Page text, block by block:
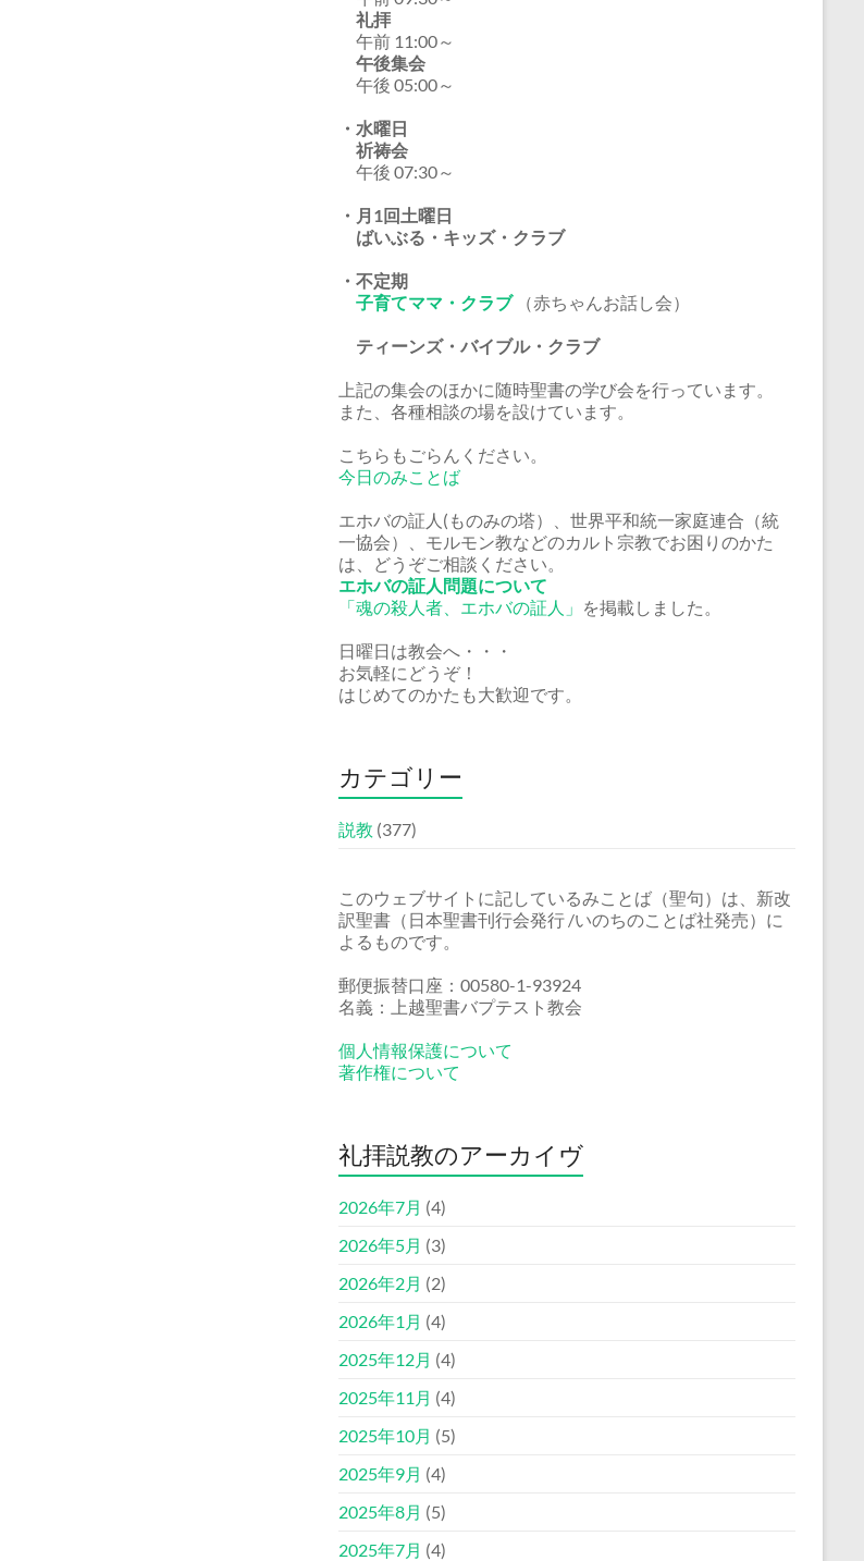
礼拝
午前 11:00～
午後集会
午後 05:00～
・水曜日
祈祷会
午後 07:30～
・月1回土曜日
ばいぶる・キッズ・クラブ
・不定期
子育てママ・クラブ（赤ちゃんお話し会）
ティーンズ・バイブル・クラブ
上記の集会のほかに随時聖書の学び会を行っています。
また、各種相談の場を設けています。
こちらもごらんください。
今日のみことば
エホバの証人(ものみの塔）、世界平和統一家庭連合（統
一協会）、モルモン教などのカルト宗教でお困りのかた
は、どうぞご相談ください。
エホバの証人問題について
「魂の殺人者、エホバの証人」 を掲載しました。
日曜日は教会へ・・・
お気軽にどうぞ！
はじめてのかたも大歓迎です。
カテゴリー
説教 (377)
このウェブサイトに記しているみことば（聖句）は、新改
訳聖書（日本聖書刊行会発行 /いのちのことば社発売）に
よるものです。
郵便振替口座：00580-1-93924
名義：上越聖書バプテスト教会
個人情報保護について
著作権について
礼拝説教のアーカイヴ
2026年7月 (4)
2026年5月 (3)
2026年2月 (2)
2026年1月 (4)
2025年12月 (4)
2025年11月 (4)
2025年10月 (5)
2025年9月 (4)
2025年8月 (5)
2025年7月 (4)